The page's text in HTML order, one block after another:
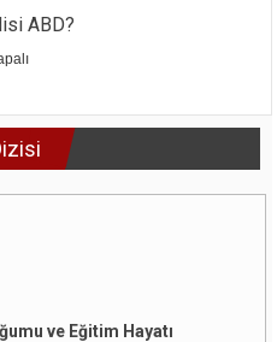
ABD?
ve Eğitim Hayatı